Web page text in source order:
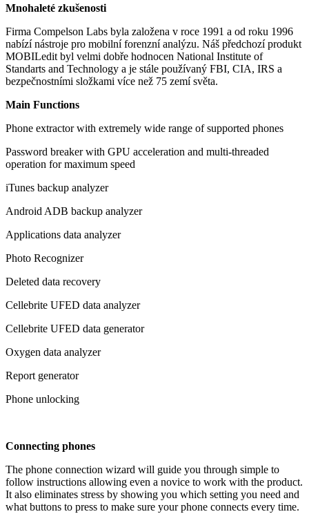
Mnohaleté zkušenosti
Firma Compelson Labs byla založena v roce 1991 a od roku 1996
nabízí nástroje pro mobilní forenzní analýzu. Náš předchozí produkt
MOBILedit byl velmi dobře hodnocen National Institute of
Standarts and Technology a je stále používaný FBI, CIA, IRS a
bezpečnostními složkami více než 75 zemí světa.
Main Functions
Phone extractor with extremely wide range of supported phones
Password breaker with GPU acceleration and multi-threaded
operation for maximum speed
iTunes backup analyzer
Android ADB backup analyzer
Applications data analyzer
Photo Recognizer
Deleted data recovery
Cellebrite UFED data analyzer
Cellebrite UFED data generator
Oxygen data analyzer
Report generator
Phone unlocking
Connecting phones
The phone connection wizard will guide you through simple to
follow instructions allowing even a novice to work with the product.
It also eliminates stress by showing you which setting you need and
what buttons to press to make sure your phone connects every time.